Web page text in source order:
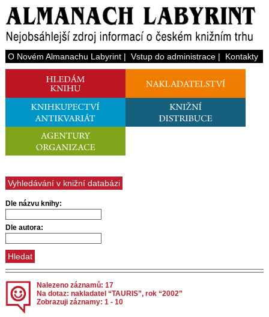
O Novém Almanachu Labyrint| Vstup do administrace| Kontakty
Vyhledávání v knižní databázi
Dle názvu knihy:
Dle autora:
Nalezeno záznamů: 17
Na dotaz: nakladatel “TAURIS”, rok “2002”
Zobrazuji záznamy: 1 - 10